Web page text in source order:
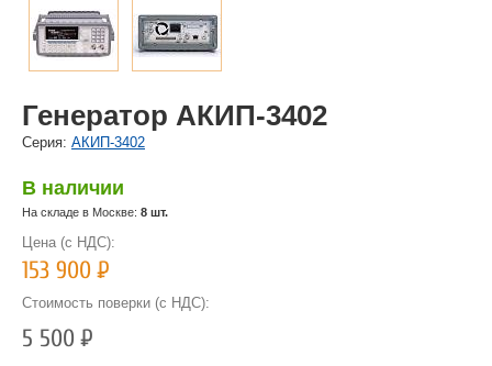
Генератор АКИП-3402
Cерия: АКИП-3402
В наличии
На складе в Москве: 8 шт.
Цена (с НДС):
153 900Р
Стоимость поверки (с НДС):
5 500Р